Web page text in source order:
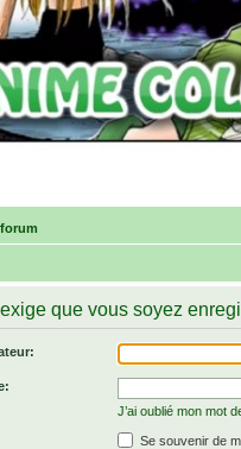
que vous soyez
J’ai oublié mon mot
Se souvenir de